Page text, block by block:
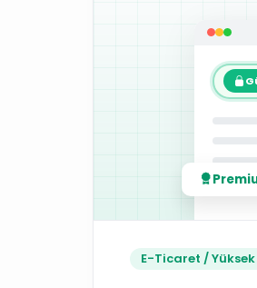
E-Ticaret /